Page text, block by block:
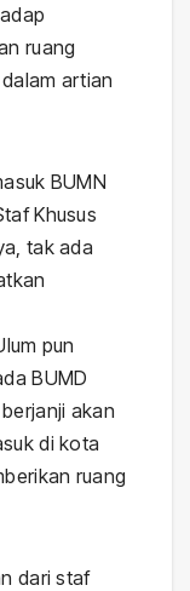
ruang
artian
BUMN
Khusus
tak ada
pun
BUMD
akan
di kota
ruang
dari staf